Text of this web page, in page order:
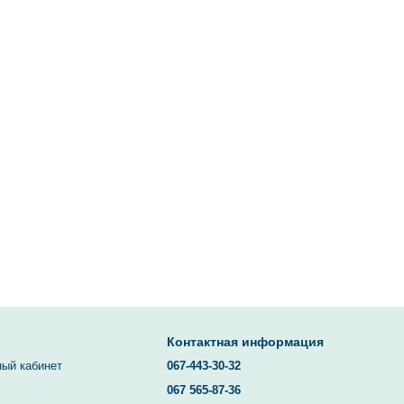
кабинет
Контактная информация
067-443-30-32
067 565-87-36